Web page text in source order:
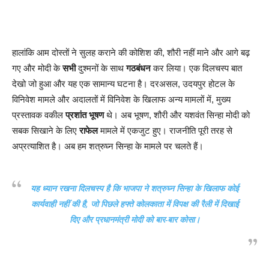
हालांकि आम दोस्तों ने सुलह कराने की कोशिश की, शौरी नहीं माने और आगे बढ़
गए और मोदी केसभीदुश्मनों के साथगठबंधनकर लिया। एक दिलचस्प बात
देखो जो हुआ और यह एक सामान्य घटना है। दरअसल, उदयपुर होटल के
विनिवेश मामले और अदालतों में विनिवेश के खिलाफ अन्य मामलों में, मुख्य
प्रस्तावक वकीलप्रशांत भूषणथे। अब भूषण, शौरी और यशवंत सिन्हा मोदी को
सबक सिखाने के लिएराफेलमामले में एकजुट हुए। राजनीति पूरी तरह से
अप्रत्याशित है। अब हम शत्रुघ्न सिन्हा के मामले पर चलते हैं।
यह ध्यान रखना दिलचस्प है कि भाजपा ने शत्रुघ्न सिन्हा के खिलाफ कोई
कार्यवाही नहीं की है, जो पिछले हफ्ते कोलकाता में विपक्ष की रैली में दिखाई
दिए और प्रधानमंत्री मोदी को बार-बार कोसा।